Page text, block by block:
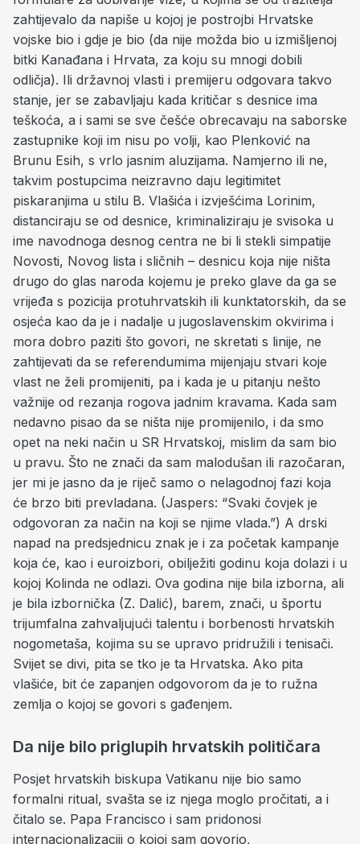
zahtijevalo da napiše u kojoj je postrojbi Hrvatske
vojske bio i gdje je bio (da nije možda bio u izmišljenoj
bitki Kanađana i Hrvata, za koju su mnogi dobili
odličja). Ili državnoj vlasti i premijeru odgovara takvo
stanje, jer se zabavljaju kada kritičar s desnice ima
teškoća, a i sami se sve češće obrecavaju na saborske
zastupnike koji im nisu po volji, kao Plenković na
Brunu Esih, s vrlo jasnim aluzijama. Namjerno ili ne,
takvim postupcima neizravno daju legitimitet
piskaranjima u stilu B. Vlašića i izvješćima Lorinim,
distanciraju se od desnice, kriminaliziraju je svisoka u
ime navodnoga desnog centra ne bi li stekli simpatije
Novosti, Novog lista i sličnih – desnicu koja nije ništa
drugo do glas naroda kojemu je preko glave da ga se
vrijeđa s pozicija protuhrvatskih ili kunktatorskih, da se
osjeća kao da je i nadalje u jugoslavenskim okvirima i
mora dobro paziti što govori, ne skretati s linije, ne
zahtijevati da se referendumima mijenjaju stvari koje
vlast ne želi promijeniti, pa i kada je u pitanju nešto
važnije od rezanja rogova jadnim kravama. Kada sam
nedavno pisao da se ništa nije promijenilo, i da smo
opet na neki način u SR Hrvatskoj, mislim da sam bio
u pravu. Što ne znači da sam malodušan ili razočaran,
jer mi je jasno da je riječ samo o nelagodnoj fazi koja
će brzo biti prevladana. (Jaspers: “Svaki čovjek je
odgovoran za način na koji se njime vlada.”) A drski
napad na predsjednicu znak je i za početak kampanje
koja će, kao i euroizbori, obilježiti godinu koja dolazi i u
kojoj Kolinda ne odlazi. Ova godina nije bila izborna, ali
je bila izbornička (Z. Dalić), barem, znači, u športu
trijumfalna zahvaljujući talentu i borbenosti hrvatskih
nogometaša, kojima su se upravo pridružili i tenisači.
Svijet se divi, pita se tko je ta Hrvatska. Ako pita
vlašiće, bit će zapanjen odgovorom da je to ružna
zemlja o kojoj se govori s gađenjem.
Da nije bilo priglupih hrvatskih političara
Posjet hrvatskih biskupa Vatikanu nije bio samo
formalni ritual, svašta se iz njega moglo pročitati, a i
čitalo se. Papa Francisco i sam pridonosi
internacionalizaciji o kojoj sam govorio,